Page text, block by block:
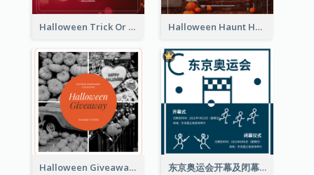
Halloween Trick Or Treat Instagram Post Halloween Haunt House Instagram Post
Halloween Giveaway Instagram Post 东京奥运会开幕及闭幕式Instagram帖子